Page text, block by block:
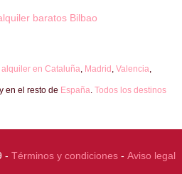
baratos Bilbao
en Cataluña, Madrid , Valencia,
en el resto de España. Todos los destinos
- Términos y condiciones - Aviso legal